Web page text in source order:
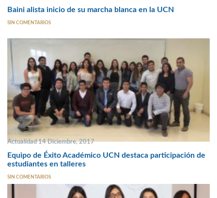
Baini alista inicio de su marcha blanca en la UCN
SIN COMENTARIOS
Actualidad 14 Diciembre, 2017
Equipo de Éxito Académico UCN destaca participación de
estudiantes en talleres
SIN COMENTARIOS